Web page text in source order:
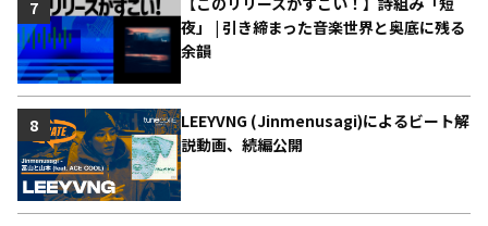
夜」 | 引き締まった音楽世界と奥底に残る
余韻
7
LEEYVNG (Jinmenusagi)によるビート解
説動画、続編公開
8